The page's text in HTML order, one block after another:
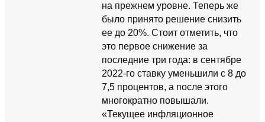
на прежнем уровне. Теперь же
было принято решение снизить
ее до 20%. Стоит отметить, что
это первое снижение за
последние три года: в сентябре
2022-го ставку уменьшили с 8 до
7,5 процентов, а после этого
многократно повышали.
«Текущее инфляционное